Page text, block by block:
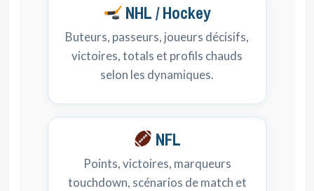
NHL / Hockey
Buteurs, passeurs, joueurs décisifs,
victoires, totals et profils chauds
selon les dynamiques.
NFL
Points, victoires, marqueurs
touchdown, scénarios de match et